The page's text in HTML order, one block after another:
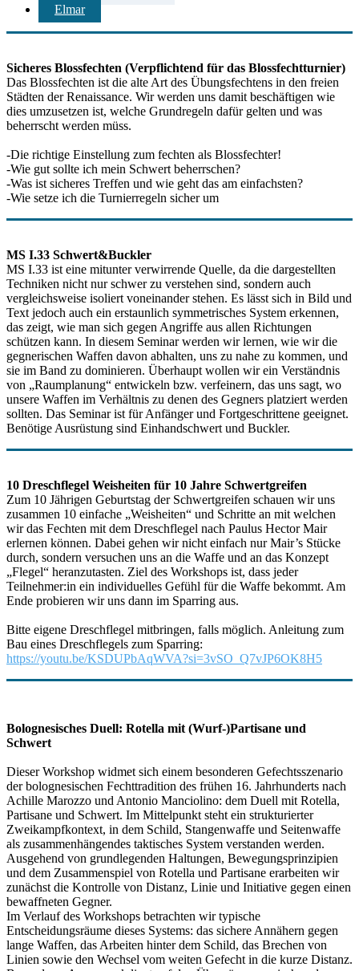
Elmar
Sicheres Blossfechten (Verpflichtend für das Blossfechtturnier)
Das Blossfechten ist die alte Art des Übungsfechtens in den freien
Städten der Renaissance. Wir werden uns damit beschäftigen wie
dies umzusetzen ist, welche Grundregeln dafür gelten und was
beherrscht werden müss.
-Die richtige Einstellung zum fechten als Blossfechter!
-Wie gut sollte ich mein Schwert beherrschen?
-Was ist sicheres Treffen und wie geht das am einfachsten?
-Wie setze ich die Turnierregeln sicher um
MS I.33 Schwert&Buckler
MS I.33 ist eine mitunter verwirrende Quelle, da die dargestellten
Techniken nicht nur schwer zu verstehen sind, sondern auch
vergleichsweise isoliert voneinander stehen. Es lässt sich in Bild und
Text jedoch auch ein erstaunlich symmetrisches System erkennen,
das zeigt, wie man sich gegen Angriffe aus allen Richtungen
schützen kann. In diesem Seminar werden wir lernen, wie wir die
gegnerischen Waffen davon abhalten, uns zu nahe zu kommen, und
sie im Band zu dominieren. Überhaupt wollen wir ein Verständnis
von „Raumplanung“ entwickeln bzw. verfeinern, das uns sagt, wo
unsere Waffen im Verhältnis zu denen des Gegners platziert werden
sollten. Das Seminar ist für Anfänger und Fortgeschrittene geeignet.
Benötige Ausrüstung sind Einhandschwert und Buckler.
10 Dreschflegel Weisheiten für 10 Jahre Schwertgreifen
Zum 10 Jährigen Geburtstag der Schwertgreifen schauen wir uns
zusammen 10 einfache „Weisheiten“ und Schritte an mit welchen
wir das Fechten mit dem Dreschflegel nach Paulus Hector Mair
erlernen können. Dabei gehen wir nicht einfach nur Mair’s Stücke
durch, sondern versuchen uns an die Waffe und an das Konzept
„Flegel“ heranzutasten. Ziel des Workshops ist, dass jeder
Teilnehmer:in ein individuelles Gefühl für die Waffe bekommt. Am
Ende probieren wir uns dann im Sparring aus.
Bitte eigene Dreschflegel mitbringen, falls möglich. Anleitung zum
Bau eines Dreschflegels zum Sparring:
https://youtu.be/KSDUPbAqWVA?si=3vSO_Q7vJP6OK8H5
Bolognesisches Duell: Rotella mit (Wurf-)Partisane und
Schwert
Dieser Workshop widmet sich einem besonderen Gefechtsszenario
der bolognesischen Fechttradition des frühen 16. Jahrhunderts nach
Achille Marozzo und Antonio Manciolino: dem Duell mit Rotella,
Partisane und Schwert. Im Mittelpunkt steht ein strukturierter
Zweikampfkontext, in dem Schild, Stangenwaffe und Seitenwaffe
als zusammenhängendes taktisches System verstanden werden.
Ausgehend von grundlegenden Haltungen, Bewegungsprinzipien
und dem Zusammenspiel von Rotella und Partisane erarbeiten wir
zunächst die Kontrolle von Distanz, Linie und Initiative gegen einen
bewaffneten Gegner.
Im Verlauf des Workshops betrachten wir typische
Entscheidungsräume dieses Systems: das sichere Annähern gegen
lange Waffen, das Arbeiten hinter dem Schild, das Brechen von
Linien sowie den Wechsel vom weiten Gefecht in die kurze Distanz.